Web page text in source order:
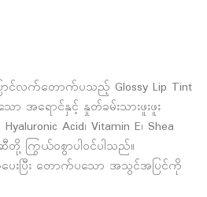
ောင်လက်တောက်ပသည့် Glossy Lip Tint
ာ အရောင်နှင့် နှုတ်ခမ်းသားဖူးဖူး
Acid၊ Vitamin E၊ Shea
တို့ ကြွယ်ဝစွာပါဝင်ပါသည်။
ေးပြီး တောက်ပသော အသွင်အပြင်ကို